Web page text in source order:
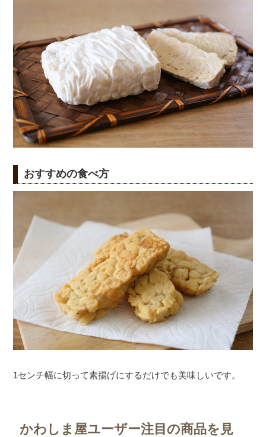
おすすめの食べ方
1センチ幅に切って素揚げにするだけでも美味しいです。
かわしま屋ユーザー注目の商品を見